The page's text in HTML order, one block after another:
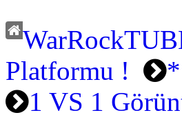
Platformu !
1 VS 1